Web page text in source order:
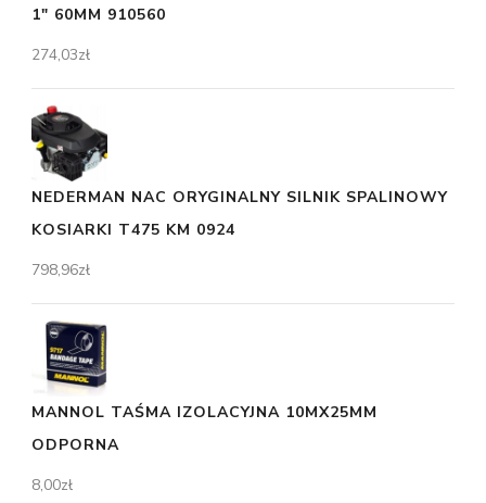
1" 60MM 910560
274,03zł
NEDERMAN NAC ORYGINALNY SILNIK SPALINOWY
KOSIARKI T475 KM 0924
798,96zł
MANNOL TAŚMA IZOLACYJNA 10MX25MM
ODPORNA
8,00zł